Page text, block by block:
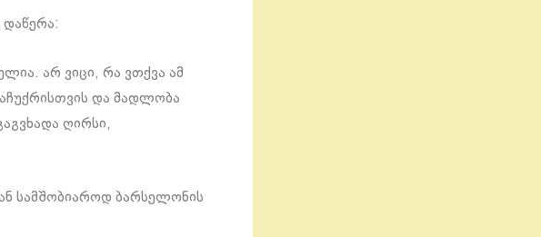
არ ვიცი, რა ვთქვა ამ
და მადლობა
ღირსი,
სამშობიაროდ ბარსელონის